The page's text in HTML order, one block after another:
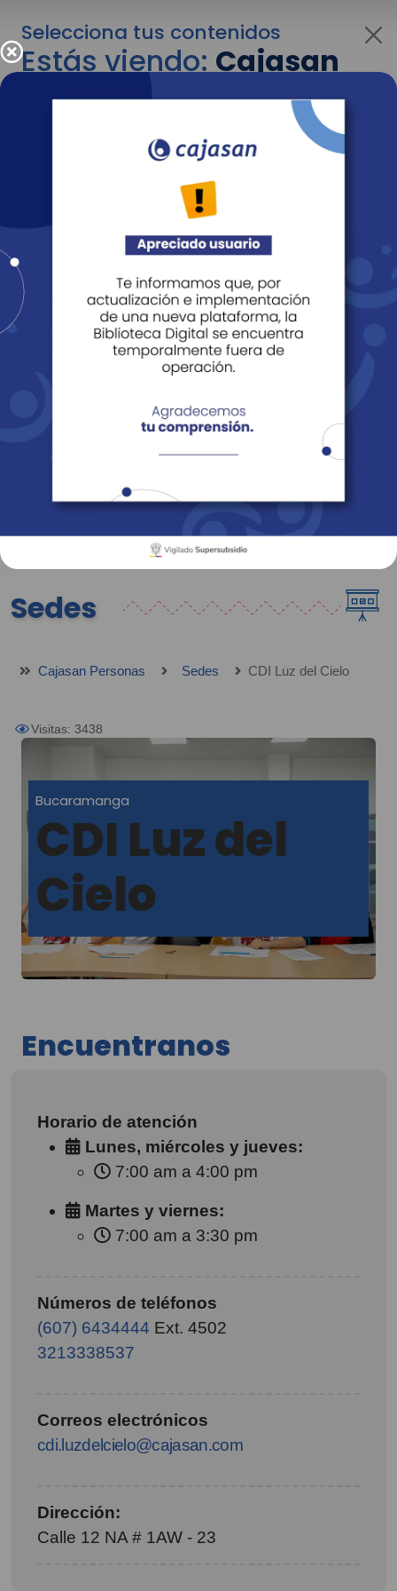
Selecciona tus contenidos
Estás viendo:Cajasan
para personas
Para cambiar al contenido de tu interés más
adelante recuerda utilizar el menú
Entendido
Revista Fácil Vivir
Sedes Directorio Servicios En Línea
Sedes
Cajasan Personas Sedes CDI Luz del Cielo
Visitas: 3438
Bucaramanga
CDI Luz del
Cielo
Encuentranos
Horario de atención
Lunes, miércoles y jueves:
7:00 am a 4:00 pm
Martes y viernes:
7:00 am a 3:30 pm
Números de teléfonos
(607) 6434444 Ext. 4502
3213338537
Correos electrónicos
cdi.luzdelcielo@cajasan.com
Dirección:
Calle 12 NA # 1AW - 23